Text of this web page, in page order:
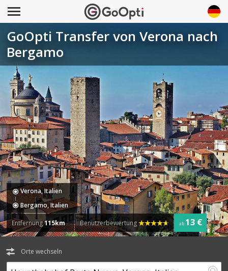
GoOpti Transfer von Verona nach
Bergamo
Verona, Italien
Bergamo, Italien
Entfernung115km Benutzerbewertung ab13 €
Orte wechseln